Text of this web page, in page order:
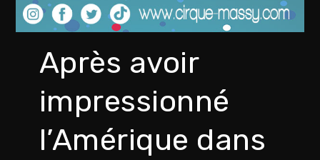
Après avoir
impressionné
l’Amérique dans